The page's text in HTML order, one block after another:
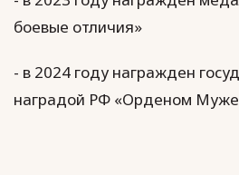
боевые отличия»
- в 2024 году награжден
наградой РФ «Орденом